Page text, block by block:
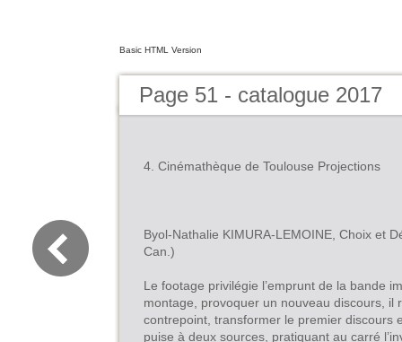
Basic HTML Version
Page 51 - catalogue 2017
4. Cinémathèque de Toulouse Projections
Byol-Nathalie KIMURA-LEMOINE, Choix et
Can.)
Le footage privilégie l’emprunt de la bande
montage, provoquer un nouveau discours, il
contrepoint, transformer le premier discours
puise à deux sources, pratiquant au carré